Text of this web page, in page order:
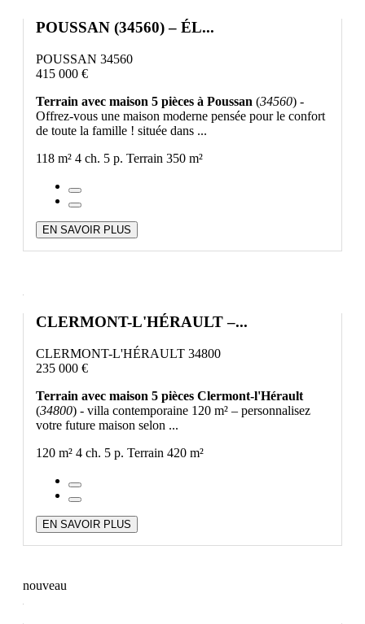
POUSSAN (34560) – ÉL...
POUSSAN 34560
415 000 €
Terrain avec maison 5 pièces à Poussan (34560) -
Offrez-vous une maison moderne pensée pour le confort
de toute la famille ! située dans ...
118 m² 4 ch. 5 p. Terrain 350 m²
EN SAVOIR PLUS
CLERMONT-L'HÉRAULT –...
CLERMONT-L'HÉRAULT 34800
235 000 €
Terrain avec maison 5 pièces Clermont-l'Hérault
(34800) - villa contemporaine 120 m² – personnalisez
votre future maison selon ...
120 m² 4 ch. 5 p. Terrain 420 m²
EN SAVOIR PLUS
nouveau